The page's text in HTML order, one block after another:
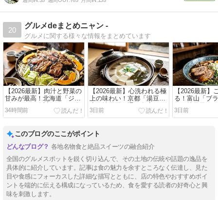
20
グルメdeまとめニャン -
グルメに関する様々な情報をまとめています
【2026最新】肉汁と野菜の
甘みが最高！北海道「ジン
ギスカン」絶対行くべき名
店まとめ！
34時間前
【2026最新】心洗われる極
上の味わい！京都「湯豆
腐」地元民も通う名店リサ
ーチまとめ！ ＃和食
3日前
【2026最新】
る！富山「ブ
ン」地元民お
とめ！ ＃ラー
3日前
このブログのここがポイント
各地名物食と絶品スイーツの融合紹介
全国のグルメスポットを鋭く切り込んで、その土地の伝統や話題の逸品を
具体的に紹介しています。記事は食の魅力を余すところなく伝達し、見た
目や食感にフォーカスした詳細な描写とともに、店の特色やおすすめポイ
ントを端的に伝える構成になっているため、食を愛する読者の好奇心と興
味を刺激します。